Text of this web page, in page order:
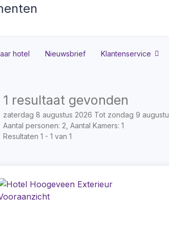
hotel Nieuwsbrief Klantenservice
1 resultaat gevonden
zaterdag 8 augustus 2026 Tot zondag 9
Aantal personen: 2, Aantal Kamers: 1
Resultaten 1 - 1 van 1